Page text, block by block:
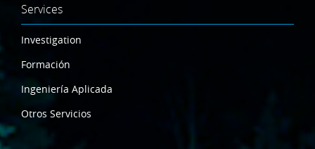
Services
Investigation
Formación
Ingeniería Aplicada
Otros Servicios